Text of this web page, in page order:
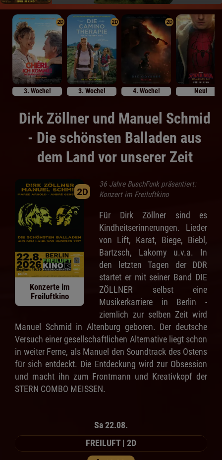
2D
3. Woche!
2D
3. Woche!
2D
4. Woche! Neu!
Dirk Zöllner und Manuel Schmid
- Die schönsten Balladen aus
dem Land vor unserer Zeit
2D
Konzerte im
Freiluftkino
36 Jahre BuschFunk präsentiert:
Konzert im Freiluftkino
Für Dirk Zöllner sind es
Kindheitserinnerungen. Lieder
von Lift, Karat, Biege, Biebl,
Bartzsch, Lakomy u.v.a. In
den letzten Tagen der DDR
startet er mit seiner Band DIE
ZÖLLNER selbst eine
Musikerkarriere in Berlin -
ziemlich zur selben Zeit wird
Manuel Schmid in Altenburg geboren. Der deutsche
Versuch einer gesellschaftlichen Alternative liegt schon
in weiter Ferne, als Manuel den Soundtrack des Ostens
für sich entdeckt. Die Entdeckung wird zur Obsession
und macht ihn zum Frontmann und Kreativkopf der
STERN COMBO MEISSEN.
Sa 22.08.
FREILUFT | 2D